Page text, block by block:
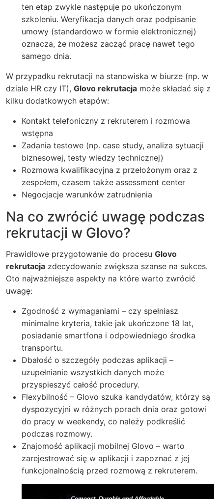
ten etap zwykle następuje po ukończonym
szkoleniu. Weryfikacja danych oraz podpisanie
umowy (standardowo w formie elektronicznej)
oznacza, że możesz zacząć pracę nawet tego
samego dnia.
W przypadku rekrutacji na stanowiska w biurze (np. w
dziale HR czy IT), Glovo rekrutacja może składać się z
kilku dodatkowych etapów:
Kontakt telefoniczny z rekruterem i rozmowa
wstępna
Zadania testowe (np. case study, analiza sytuacji
biznesowej, testy wiedzy technicznej)
Rozmowa kwalifikacyjna z przełożonym oraz z
zespołem, czasem także assessment center
Negocjacje warunków zatrudnienia
Na co zwrócić uwagę podczas
rekrutacji w Glovo?
Prawidłowe przygotowanie do procesu Glovo
rekrutacja zdecydowanie zwiększa szanse na sukces.
Oto najważniejsze aspekty na które warto zwrócić
uwagę:
Zgodność z wymaganiami – czy spełniasz
minimalne kryteria, takie jak ukończone 18 lat,
posiadanie smartfona i odpowiedniego środka
transportu.
Dbałość o szczegóły podczas aplikacji –
uzupełnianie wszystkich danych może
przyspieszyć całość procedury.
Flexybilność – Glovo szuka kandydatów, którzy są
dyspozycyjni w różnych porach dnia oraz gotowi
do pracy w weekendy, co należy podkreślić
podczas rozmowy.
Znajomość aplikacji mobilnej Glovo – warto
zarejestrować się w aplikacji i zapoznać z jej
funkcjonalnością przed rozmową z rekruterem.